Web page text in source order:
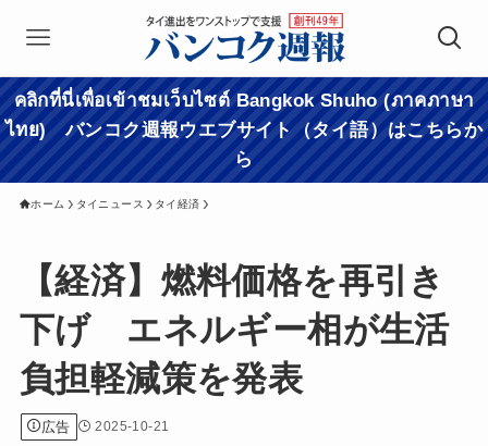
คลิกที่นี่เพื่อเข้าชมเว็บไซต์ Bangkok Shuho (ภาคภาษา
ไทย) バンコク週報ウエブサイト（タイ語）はこちらか
ら
ホーム タイニュース タイ経済
【経済】燃料価格を再引き
下げ エネルギー相が生活
負担軽減策を発表
広告 2025-10-21